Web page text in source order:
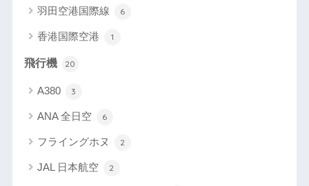
羽田空港国際線 6
香港国際空港 1
飛行機 20
A380 3
ANA 全日空 6
フライングホヌ 2
JAL 日本航空 2